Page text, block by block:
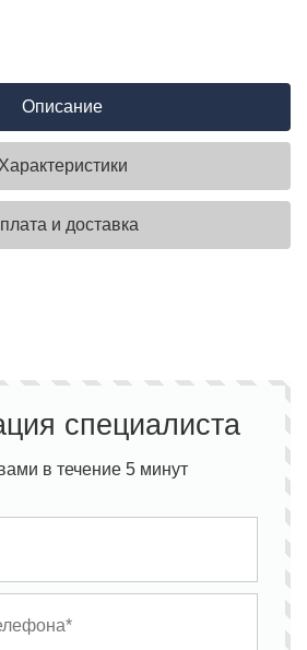
Описание
Характеристики
и доставка
специалиста
в течение 5 минут